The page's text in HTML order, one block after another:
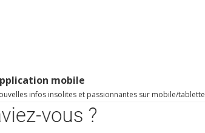
mobile
infos insolites et passionnantes sur mobile/tablette